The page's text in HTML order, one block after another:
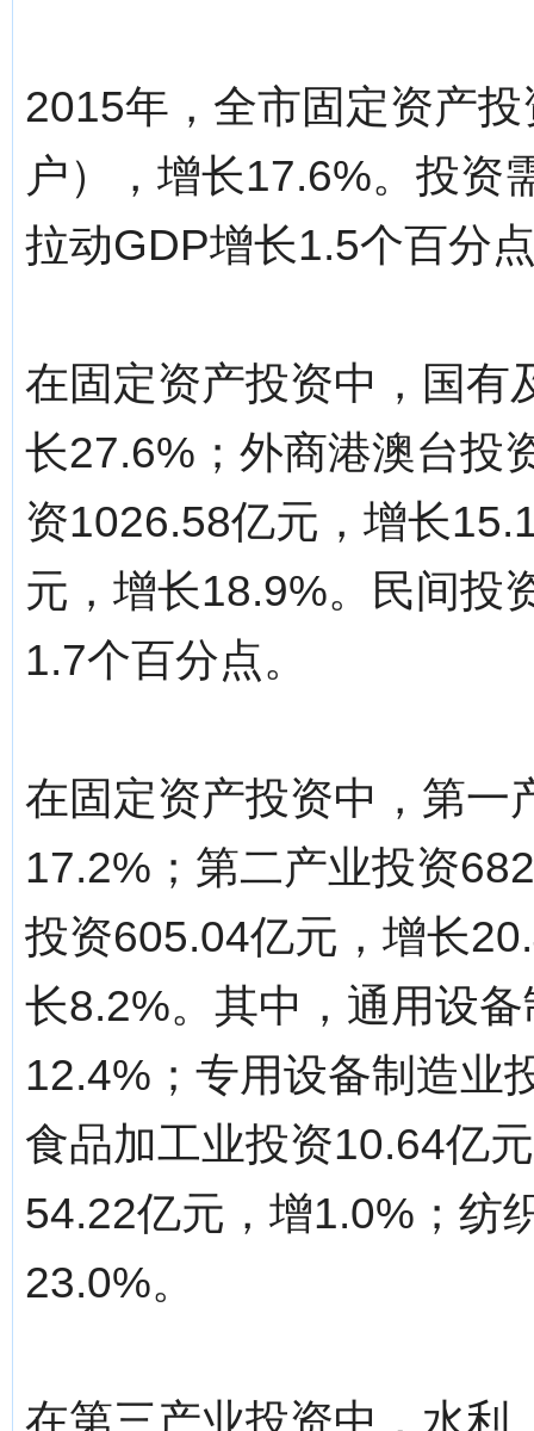
2015年，全市固定资产
户），增长17.6%。投资
拉动GDP增长1.5个百分
在固定资产投资中，国有
长27.6%；外商港澳台投
资1026.58亿元，增长
元，增长18.9%。民间投
1.7个百分点。
在固定资产投资中，第一
17.2%；第二产业投资
投资605.04亿元，增长
长8.2%。其中，通用设
12.4%；专用设备制造业
食品加工业投资10.64亿
54.22亿元，增1.0%；纺
23.0%。
在第三产业投资中，水利